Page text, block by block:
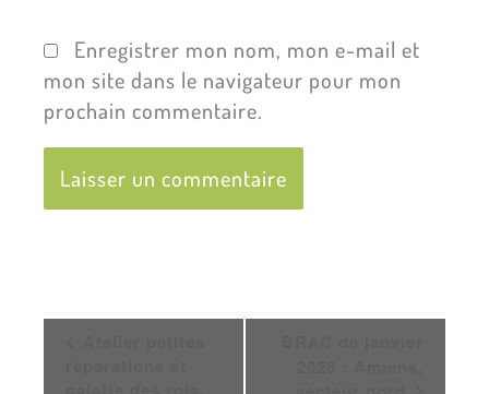
Enregistrer mon nom, mon e-mail et
mon site dans le navigateur pour mon
prochain commentaire.